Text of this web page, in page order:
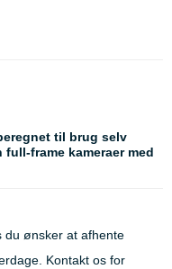
til brug selv
frame kameraer med
du ønsker at afhente
Kontakt os for